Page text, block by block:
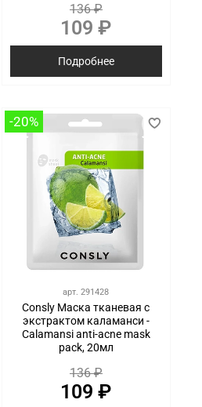
136 ₽
109 ₽
Подробнее
-20%
арт.291428
Consly Маска тканевая с
экстрактом каламанси -
Calamansi anti-acne mask
pack, 20мл
136 ₽
109 ₽